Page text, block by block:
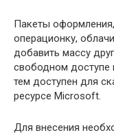
Пакеты
операционку,
добавить массу
свободном доступе
тем доступен для
ресурсе Microsoft.
Для внесения